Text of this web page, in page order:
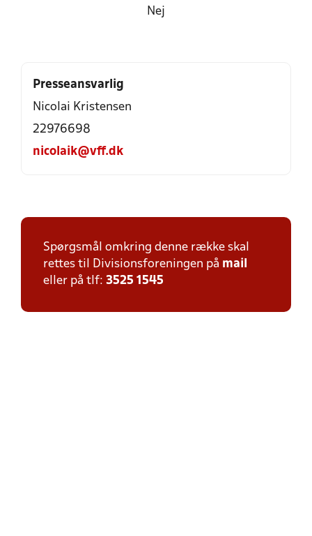
Nej
Presseansvarlig
Nicolai Kristensen
22976698
nicolaik@vff.dk
Spørgsmål omkring denne række skal
rettes til Divisionsforeningen på mail
eller på tlf: 3525 1545